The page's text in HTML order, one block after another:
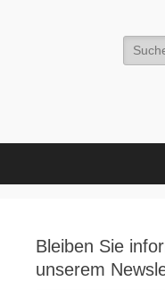
nach:
Bleiben Sie
unserem